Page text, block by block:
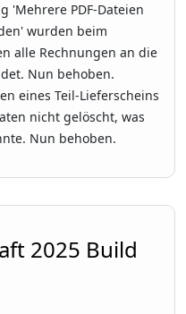
'Mehrere PDF-Dateien
wurden beim
alle Rechnungen an die
Nun behoben.
eines Teil-Lieferscheins
nicht gelöscht, was
Nun behoben.
2025 Build